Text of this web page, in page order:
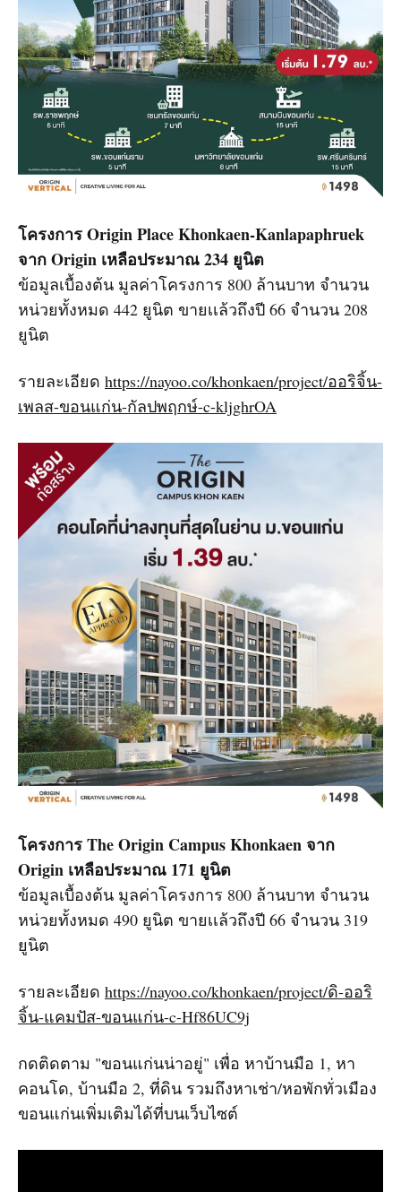
โครงการ Origin Place Khonkaen-Kanlapaphruek
จาก Origin เหลือประมาณ 234 ยูนิต
ข้อมูลเบื้องต้น มูลค่าโครงการ 800 ล้านบาท จำนวน
หน่วยทั้งหมด 442 ยูนิต ขายเเล้วถึงปี 66 จำนวน 208
ยูนิต
รายละเอียด https://nayoo.co/khonkaen/project/ออริจิ้น-
เพลส-ขอนแก่น-กัลปพฤกษ์-c-kljghrOA
โครงการ The Origin Campus Khonkaen จาก
Origin เหลือประมาณ 171 ยูนิต
ข้อมูลเบื้องต้น มูลค่าโครงการ 800 ล้านบาท จำนวน
หน่วยทั้งหมด 490 ยูนิต ขายเเล้วถึงปี 66 จำนวน 319
ยูนิต
รายละเอียด https://nayoo.co/khonkaen/project/ดิ-ออริ
จิ้น-แคมปัส-ขอนแก่น-c-Hf86UC9j
กดติดตาม "ขอนแก่นน่าอยู่" เพื่อ หาบ้านมือ 1, หา
คอนโด, บ้านมือ 2, ที่ดิน รวมถึงหาเช่า/หอพักทั่วเมือง
ขอนแก่นเพิ่มเติมได้ที่บนเว็บไซต์